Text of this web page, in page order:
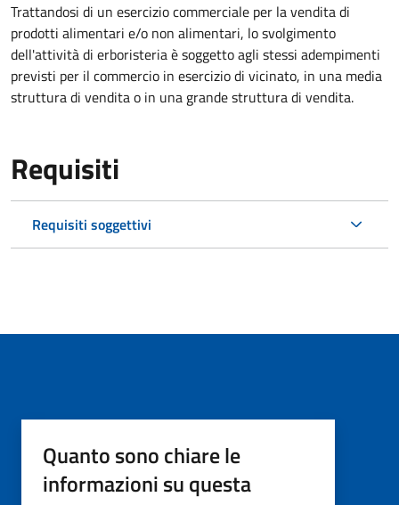
Trattandosi di un esercizio commerciale per la vendita di
prodotti alimentari e/o non alimentari, lo svolgimento
dell'attività di erboristeria è soggetto agli stessi adempimenti
previsti per il commercio in esercizio di vicinato, in una media
struttura di vendita o in una grande struttura di vendita.
Requisiti
Requisiti soggettivi
Quanto sono chiare le
informazioni su questa